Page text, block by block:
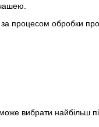
за процесом обробки
вибрати найбільш